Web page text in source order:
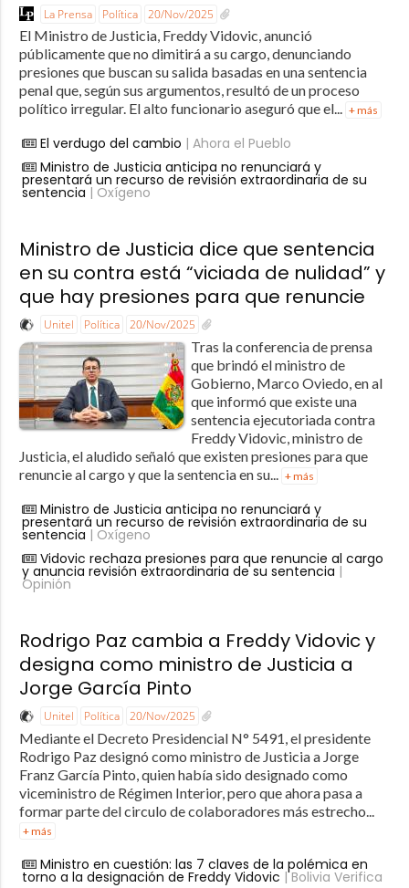
La Prensa Política 20/Nov/2025
El Ministro de Justicia, Freddy Vidovic, anunció
públicamente que no dimitirá a su cargo, denunciando
presiones que buscan su salida basadas en una sentencia
penal que, según sus argumentos, resultó de un proceso
político irregular. El alto funcionario aseguró que el... + más
El verdugo del cambio | Ahora el Pueblo
Ministro de Justicia anticipa no renunciará y
presentará un recurso de revisión extraordinaria de su
sentencia | Oxígeno
Ministro de Justicia dice que sentencia
en su contra está “viciada de nulidad” y
que hay presiones para que renuncie
Unitel Política 20/Nov/2025
Tras la conferencia de prensa
que brindó el ministro de
Gobierno, Marco Oviedo, en al
que informó que existe una
sentencia ejecutoriada contra
Freddy Vidovic, ministro de
Justicia, el aludido señaló que existen presiones para que
renuncie al cargo y que la sentencia en su... + más
Ministro de Justicia anticipa no renunciará y
presentará un recurso de revisión extraordinaria de su
sentencia | Oxígeno
Vidovic rechaza presiones para que renuncie al cargo
y anuncia revisión extraordinaria de su sentencia |
Opinión
Rodrigo Paz cambia a Freddy Vidovic y
designa como ministro de Justicia a
Jorge García Pinto
Unitel Política 20/Nov/2025
Mediante el Decreto Presidencial N° 5491, el presidente
Rodrigo Paz designó como ministro de Justicia a Jorge
Franz García Pinto, quien había sido designado como
viceministro de Régimen Interior, pero que ahora pasa a
formar parte del circulo de colaboradores más estrecho...
+ más
Ministro en cuestión: las 7 claves de la polémica en
torno a la designación de Freddy Vidovic | Bolivia Verifica